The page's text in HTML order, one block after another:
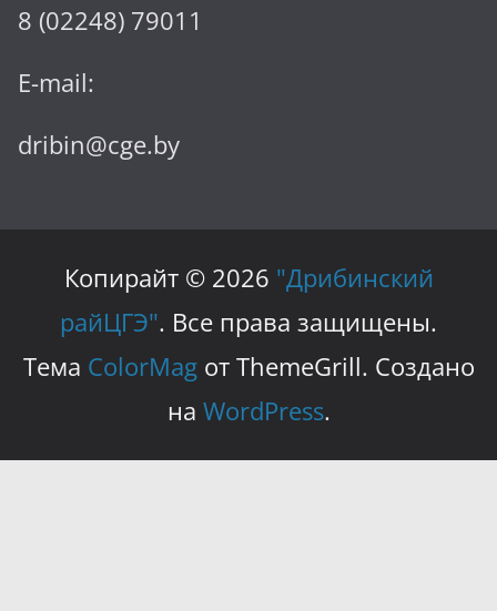
8 (02248) 79011
E-mail:
dribin@cge.by
Копирайт © 2026 "Дрибинский
райЦГЭ". Все права защищены.
Тема ColorMagот ThemeGrill. Создано
на WordPress.